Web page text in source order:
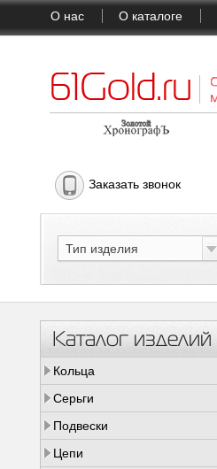
О нас О каталоге
Заказать звонок
Тип изделия
Каталог изделий
Кольца
Серьги
Подвески
Цепи